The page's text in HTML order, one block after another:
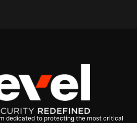
dedicated to protecting the most critical